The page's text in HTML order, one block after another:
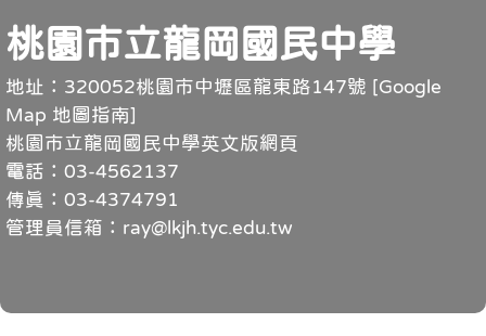
頁尾
桃園市立龍岡國民中學
地址：320052桃園市中壢區龍東路147號 [Google
Map 地圖指南]
桃園市立龍岡國民中學英文版網頁
電話：03-4562137
傳真：03-4374791
管理員信箱：ray@lkjh.tyc.edu.tw